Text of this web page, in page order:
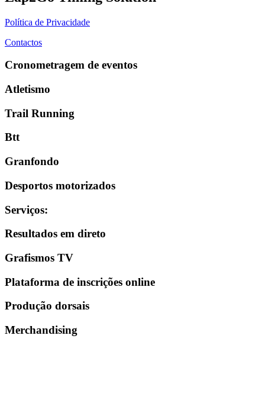
Política de Privacidade
Contactos
Cronometragem de eventos
Atletismo
Trail Running
Btt
Granfondo
Desportos motorizados
Serviços:
Resultados em direto
Grafismos TV
Plataforma de inscrições online
Produção dorsais
Merchandising